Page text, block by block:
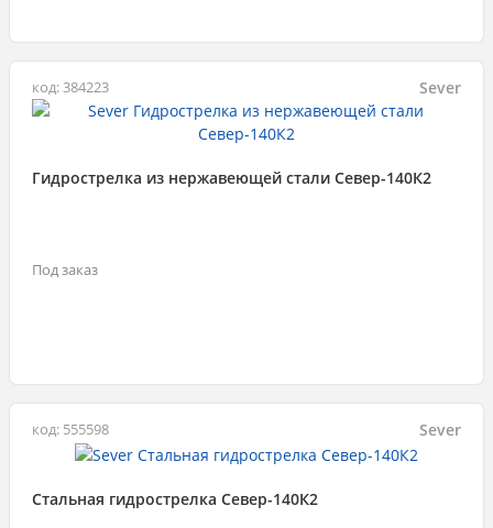
код: 384223 Sever
Гидрострелка из нержавеющей стали Север-140К2
Под заказ
код: 555598 Sever
Стальная гидрострелка Север-140К2